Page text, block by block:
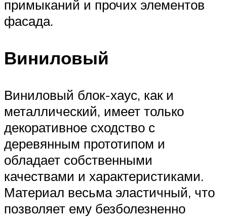
примыканий и прочих элементов
фасада.
Виниловый
Виниловый блок-хаус, как и
металлический, имеет только
декоративное сходство с
деревянным прототипом и
обладает собственными
качествами и характеристиками.
Материал весьма эластичный, что
позволяет ему безболезненно